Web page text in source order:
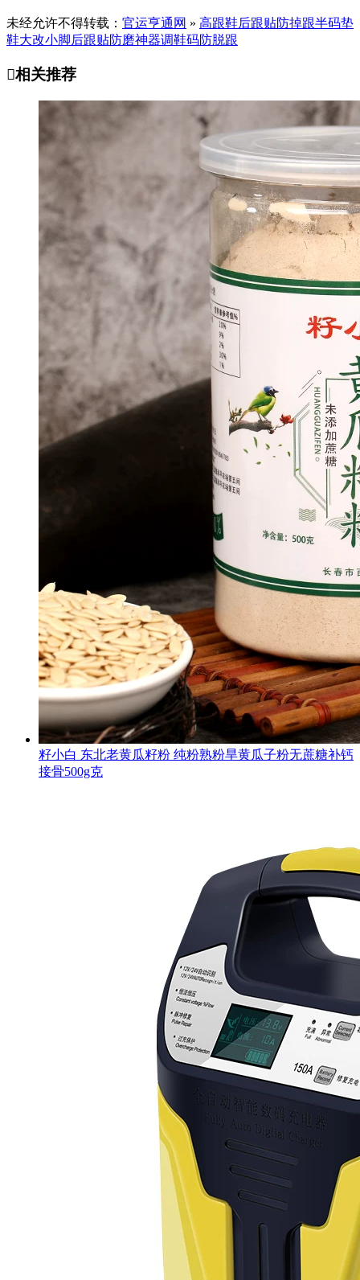
未经允许不得转载： 官运亨通网 » 高跟鞋后跟贴防掉跟半码垫
鞋大改小脚后跟贴防磨神器调鞋码防脱跟
相关推荐
籽小白 东北老黄瓜籽粉 纯粉熟粉旱黄瓜子粉无蔗糖补钙
接骨500g克